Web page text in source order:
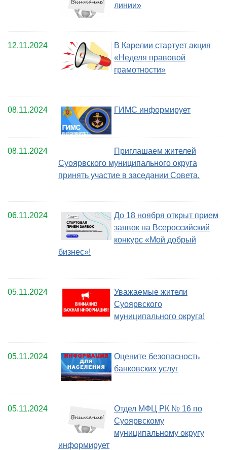
линии»
12.11.2024
В Карелии стартует акция
«Неделя правовой
грамотности»
08.11.2024 ГИМС информирует
08.11.2024
Приглашаем жителей
Суоярвского муниципального округа
принять участие в заседании Совета.
06.11.2024
До 18 ноября открыт прием
заявок на Всероссийский
конкурс «Мой добрый
бизнес»!
05.11.2024
Уважаемые жители
Суоярвского
муниципального округа!
05.11.2024
Оцените безопасность
банковских услуг
05.11.2024
Отдел МФЦ РК № 16 по
Суоярвскому
муниципальному округу
информирует